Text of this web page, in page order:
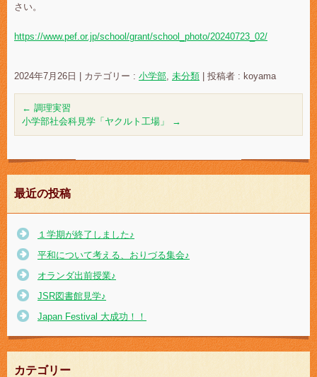
さい。
https://www.pef.or.jp/school/grant/school_photo/20240723_02/
2024年7月26日 | カテゴリー : 小学部 未分類 | 投稿者 : koyama
← 調理実習
小学部社会科見学「ヤクルト工場」
→
最近の投稿
１学期が終了しました♪
平和について考える、おりづる集会♪
オランダ出前授業♪
JSR図書館見学♪
Japan Festival 大成功！！
カテゴリー